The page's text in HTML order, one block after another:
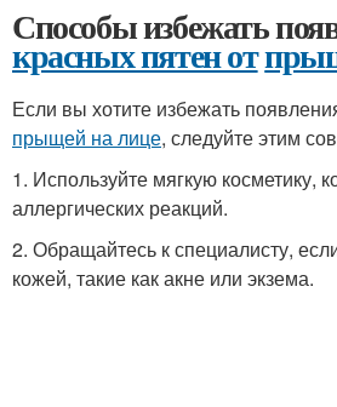
Способы избежать
красных пятен от
Если вы хотите избежать
прыщей на лице, следуйте этим
1. Используйте мягкую косметику,
аллергических реакций.
2. Обращайтесь к специалисту,
кожей, такие как акне или экзема.